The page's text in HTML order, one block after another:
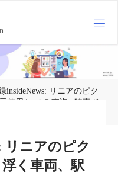
insideNews: リニアのピク
使用か-ＪＲ東海 | 時事ド
リニアのピク
く車両、駅